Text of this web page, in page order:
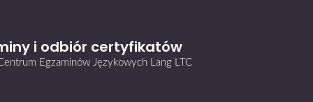
i odbiór certyfikatów
Egzaminów Językowych Lang LTC